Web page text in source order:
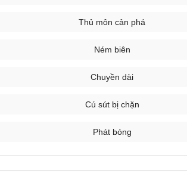
Thủ môn cản phá
Ném biên
Chuyền dài
Cú sút bị chặn
Phát bóng